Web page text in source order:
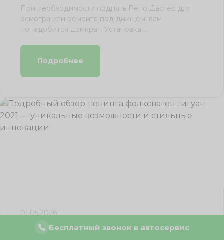
При необходимости поднять Рено Дастер для
осмотра или ремонта под днищем, вам
понадобится домкрат. Установка ...
Подробнее
01.05.2026
Частные случаи
Бесплатный звонок в автосервис